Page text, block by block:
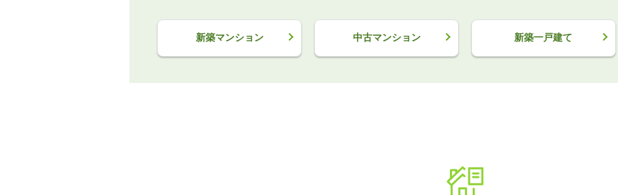
新築マンション 中古マンション 新築一戸建て